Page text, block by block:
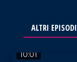
ALTRI EPISODI
10:01